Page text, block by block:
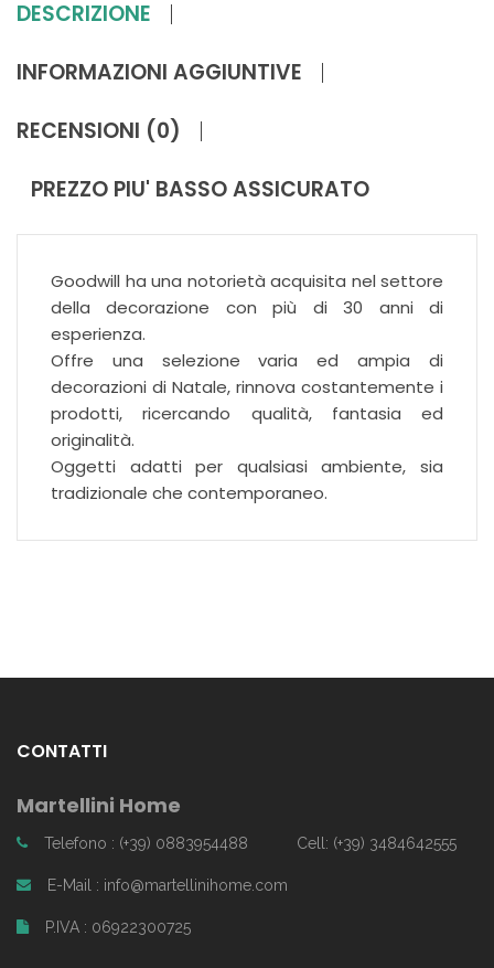
DESCRIZIONE
INFORMAZIONI AGGIUNTIVE
RECENSIONI (0)
PREZZO PIU' BASSO ASSICURATO
Goodwill ha una notorietà acquisita nel settore
della decorazione con più di 30 anni di
esperienza.
Offre una selezione varia ed ampia di
decorazioni di Natale, rinnova costantemente i
prodotti, ricercando qualità, fantasia ed
originalità.
Oggetti adatti per qualsiasi ambiente, sia
tradizionale che contemporaneo.
CONTATTI
Martellini Home
Telefono : (+39) 0883954488 Cell: (+39) 3484642555
E-Mail : info@martellinihome.com
P.IVA : 06922300725